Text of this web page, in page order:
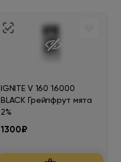
IGNITE V 160 16000
BLACK Грейпфрут мята
2%
1300₽